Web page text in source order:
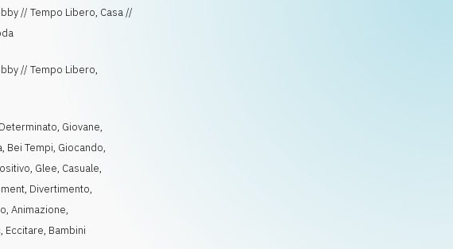
// Tempo Libero, Casa //
// Tempo Libero,
Determinato, Giovane,
, Bei Tempi, Giocando,
, Glee, Casuale,
, Divertimento,
,Animazione,
, Eccitare, Bambini